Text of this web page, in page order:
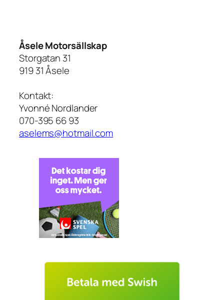
Åsele Motorsällskap
Storgatan 31
919 31 Åsele
Kontakt:
Yvonné Nordlander
070-395 66 93
aselems@hotmail.com